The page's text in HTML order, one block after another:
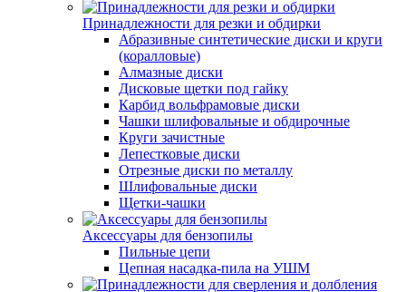
Принадлежности для резки и обдирки
Абразивные синтетические диски и круги
(коралловые)
Алмазные диски
Дисковые щетки под гайку
Карбид вольфрамовые диски
Чашки шлифовальные и обдирочные
Круги зачистные
Лепестковые диски
Отрезные диски по металлу
Шлифовальные диски
Щетки-чашки
Аксессуары для бензопилы
Пильные цепи
Цепная насадка-пила на УШМ